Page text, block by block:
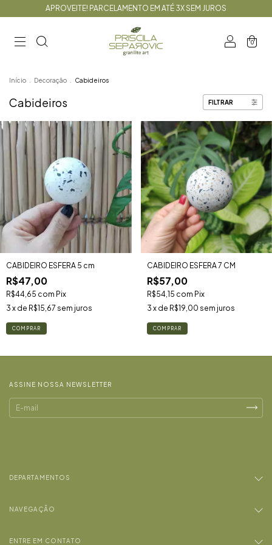
APROVEITE! PARCELAMENTO EM ATÉ 3X SEM JUROS
0
Início Decoração Cabideiros
Cabideiros FILTRAR
CABIDEIRO ESFERA 5 cm
R$47,00
R$44,65 com Pix
3 x de R$15,67 sem juros
COMPRAR
CABIDEIRO ESFERA 7 CM
R$57,00
R$54,15 com Pix
3 x de R$19,00 sem juros
COMPRAR
ASSINE NOSSA NEWSLETTER
DEPARTAMENTOS
NAVEGAÇÃO
ENTRE EM CONTATO